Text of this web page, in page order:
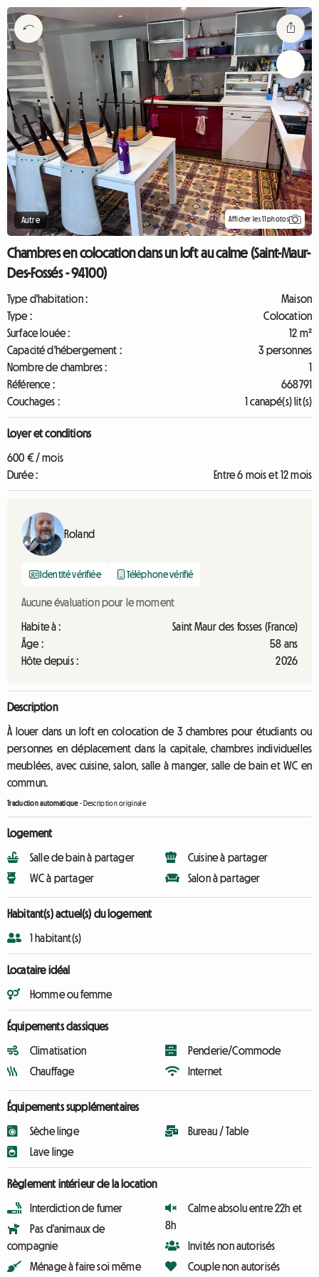
Autre Afficher les 11 photos
Chambres en colocation dans un loft au calme (Saint-Maur-
Des-Fossés - 94100)
Type d'habitation :
Maison
Type :
Colocation
Surface louée :
12 m²
Capacité d'hébergement :
3 personnes
Nombre de chambres :
1
Référence :
668791
Couchages :
1 canapé(s) lit(s)
Loyer et conditions
600 € / mois
Durée :
Entre 6 mois et 12 mois
Roland
Identité vérifiée Téléphone vérifié
Aucune évaluation pour le moment
Habite à :
Saint Maur des fosses (France)
Âge :
58 ans
Hôte depuis :
2026
Description
À louer dans un loft en colocation de 3 chambres pour étudiants ou
personnes en déplacement dans la capitale, chambres individuelles
meublées, avec cuisine, salon, salle à manger, salle de bain et WC en
commun.
Traduction automatique- Description originale
Logement
Salle de bain à partager
WC à partager
Cuisine à partager
Salon à partager
Habitant(s) actuel(s) du logement
1 habitant(s)
Locataire idéal
Homme ou femme
Équipements classiques
Climatisation
Chauffage
Penderie/Commode
Internet
Équipements supplémentaires
Sèche linge
Lave linge
Bureau / Table
Règlement intérieur de la location
Interdiction de fumer
Pas d'animaux de
compagnie
Ménage à faire soi même
Calme absolu entre 22h et
8h
Invités non autorisés
Couple non autorisés